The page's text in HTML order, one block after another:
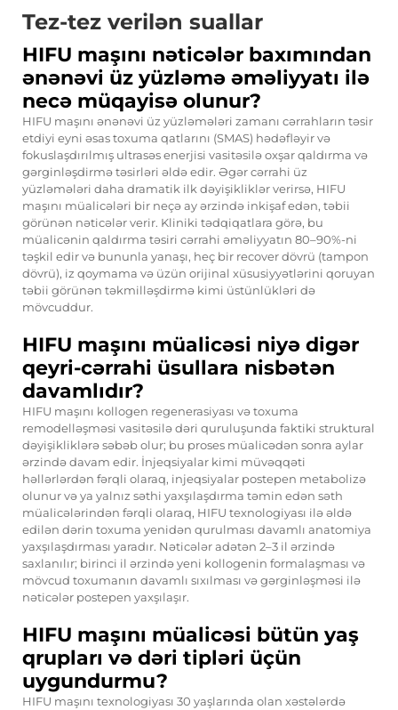
Tez-tez verilən suallar
HIFU maşını nəticələr baxımından
ənənəvi üz yüzləmə əməliyyatı ilə
necə müqayisə olunur?
HIFU maşını ənənəvi üz yüzləmələri zamanı cərrahların təsir
etdiyi eyni əsas toxuma qatlarını (SMAS) hədəfləyir və
fokuslaşdırılmış ultrasəs enerjisi vasitəsilə oxşar qaldırma və
gərginləşdirmə təsirləri əldə edir. Əgər cərrahi üz
yüzləmələri daha dramatik ilk dəyişikliklər verirsə, HIFU
maşını müalicələri bir neçə ay ərzində inkişaf edən, təbii
görünən nəticələr verir. Kliniki tədqiqatlara görə, bu
müalicənin qaldırma təsiri cərrahi əməliyyatın 80–90%-ni
təşkil edir və bununla yanaşı, heç bir recover dövrü (tampon
dövrü), iz qoymama və üzün orijinal xüsusiyyətlərini qoruyan
təbii görünən təkmilləşdirmə kimi üstünlükləri də
mövcuddur.
HIFU maşını müalicəsi niyə digər
qeyri-cərrahi üsullara nisbətən
davamlıdır?
HIFU maşını kollogen regenerasiyası və toxuma
remodelləşməsi vasitəsilə dəri quruluşunda faktiki struktural
dəyişikliklərə səbəb olur; bu proses müalicədən sonra aylar
ərzində davam edir. İnjeqsiyalar kimi müvəqqəti
həllərlərdən fərqli olaraq, injeqsiyalar postepen metabolizə
olunur və ya yalnız səthi yaxşılaşdırma təmin edən səth
müalicələrindən fərqli olaraq, HIFU texnologiyası ilə əldə
edilən dərin toxuma yenidən qurulması davamlı anatomiya
yaxşılaşdırması yaradır. Nəticələr adətən 2–3 il ərzində
saxlanılır; birinci il ərzində yeni kollogenin formalaşması və
mövcud toxumanın davamlı sıxılması və gərginləşməsi ilə
nəticələr postepen yaxşılaşır.
HIFU maşını müalicəsi bütün yaş
qrupları və dəri tipləri üçün
uygundurmu?
HIFU maşını texnologiyası 30 yaşlarında olan xəstələrdə